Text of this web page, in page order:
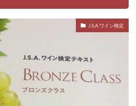
J.S.A.ワイン検定